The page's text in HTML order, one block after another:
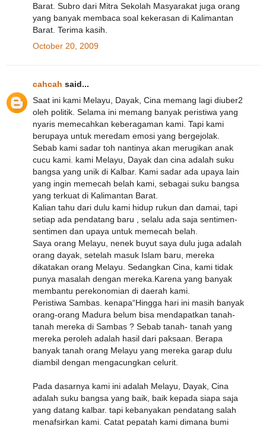
Barat. Subro dari Mitra Sekolah Masyarakat juga orang
yang banyak membaca soal kekerasan di Kalimantan
Barat. Terima kasih.
October 20, 2009
cahcah said...
Saat ini kami Melayu, Dayak, Cina memang lagi diuber2
oleh politik. Selama ini memang banyak peristiwa yang
nyaris memecahkan keberagaman kami. Tapi kami
berupaya untuk meredam emosi yang bergejolak.
Sebab kami sadar toh nantinya akan merugikan anak
cucu kami. kami Melayu, Dayak dan cina adalah suku
bangsa yang unik di Kalbar. Kami sadar ada upaya lain
yang ingin memecah belah kami, sebagai suku bangsa
yang terkuat di Kalimantan Barat.
Kalian tahu dari dulu kami hidup rukun dan damai, tapi
setiap ada pendatang baru , selalu ada saja sentimen-
sentimen dan upaya untuk memecah belah.
Saya orang Melayu, nenek buyut saya dulu juga adalah
orang dayak, setelah masuk Islam baru, mereka
dikatakan orang Melayu. Sedangkan Cina, kami tidak
punya masalah dengan mereka.Karena yang banyak
membantu perekonomian di daerah kami.
Peristiwa Sambas. kenapa“Hingga hari ini masih banyak
orang-orang Madura belum bisa mendapatkan tanah-
tanah mereka di Sambas ? Sebab tanah- tanah yang
mereka peroleh adalah hasil dari paksaan. Berapa
banyak tanah orang Melayu yang mereka garap dulu
diambil dengan mengacungkan celurit.
Pada dasarnya kami ini adalah Melayu, Dayak, Cina
adalah suku bangsa yang baik, baik kepada siapa saja
yang datang kalbar. tapi kebanyakan pendatang salah
menafsirkan kami. Catat pepatah kami dimana bumi